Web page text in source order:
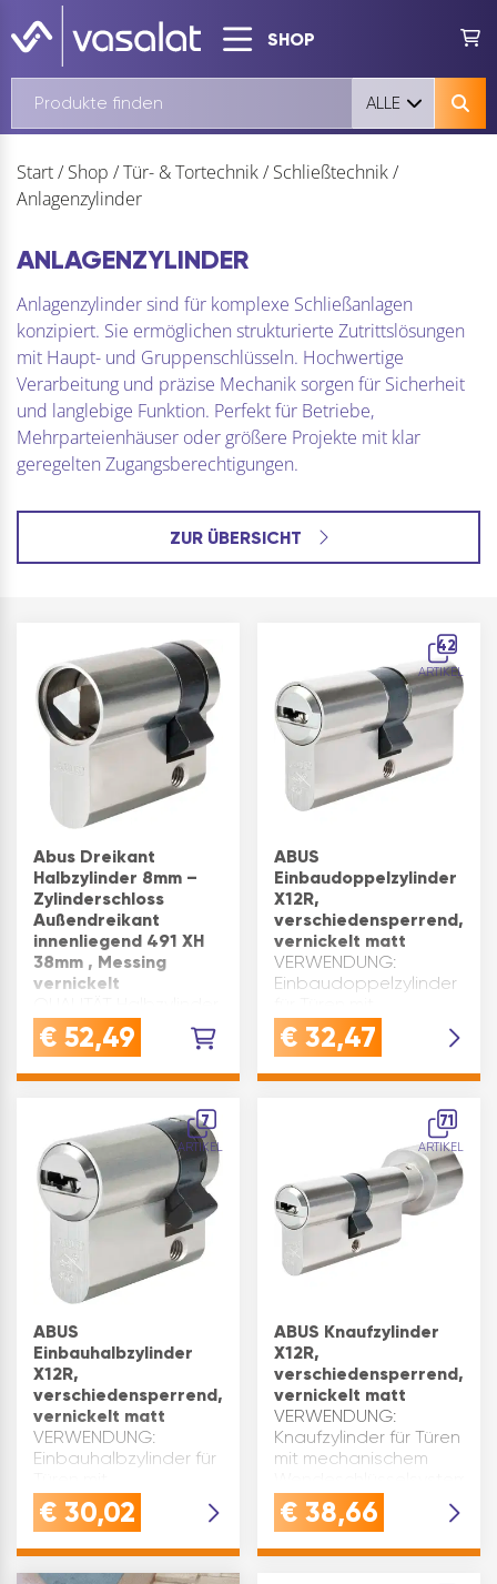
SHOP
ALLE
Start/ Shop /Tür- & Tortechnik/ Schließtechnik/
Anlagenzylinder
ANLAGENZYLINDER
Anlagenzylinder sind für komplexe Schließanlagen
konzipiert. Sie ermöglichen strukturierte Zutrittslösungen
mit Haupt- und Gruppenschlüsseln. Hochwertige
Verarbeitung und präzise Mechanik sorgen für Sicherheit
und langlebige Funktion. Perfekt für Betriebe,
Mehrparteienhäuser oder größere Projekte mit klar
geregelten Zugangsberechtigungen.
ZUR ÜBERSICHT
Abus Dreikant
Halbzylinder 8mm –
Zylinderschloss
Außendreikant
innenliegend 491 XH
38mm , Messing
vernickelt
mit Dreikantantrieb
aus robustem und
vernickeltem
MessingVERWENDUNG:
dieses Zylinderschloss
eignet sich ideal für
Absperrpfosten, Poller,
Feuerwehr und
weiteren Ab…
€ 52,49
42
ARTIKEL
ABUS
Einbaudoppelzylinder
X12R,
verschiedensperrend,
vernickelt matt
VERWENDUNG:
Einbaudoppelzylinder
mechanischem
Wendeschlüsselsystem,
vernickeltem Messing,
mit 6 gefederten
massiven Stiftzuha…
€ 32,47
7
ARTIKEL
ABUS
Einbauhalbzylinder
X12R,
verschiedensperrend,
vernickelt matt
VERWENDUNG:
Einbauhalbzylinder für
mechanischem
Wendeschlüsselsystem
SchlüsseleinschubQUALITÄT:
€ 30,02
71
ARTIKEL
ABUS Knaufzylinder
X12R,
verschiedensperrend,
vernickelt matt
VERWENDUNG:
Knaufzylinder für Türen
mit mechanischem
und vormontiertem
DrehknaufQUALITÄT:
vernickeltem Messing,
€ 38,66